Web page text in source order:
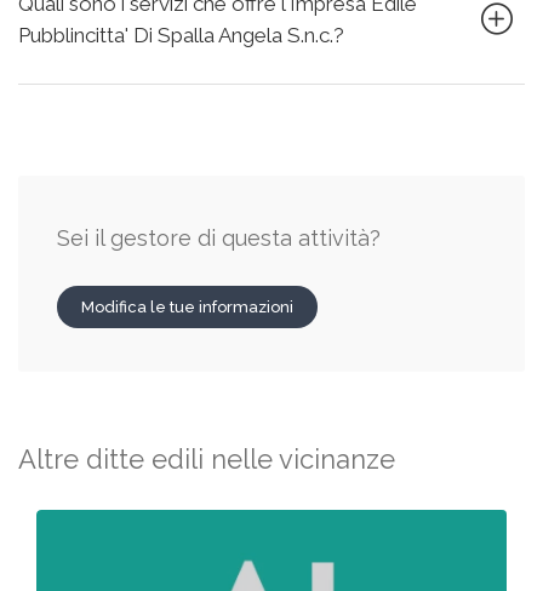
Pubblincitta' Di Spalla Angela S.n.c.?
Sei il gestore di questa attività?
Modifica le tue informazioni
Altre ditte edili nelle vicinanze